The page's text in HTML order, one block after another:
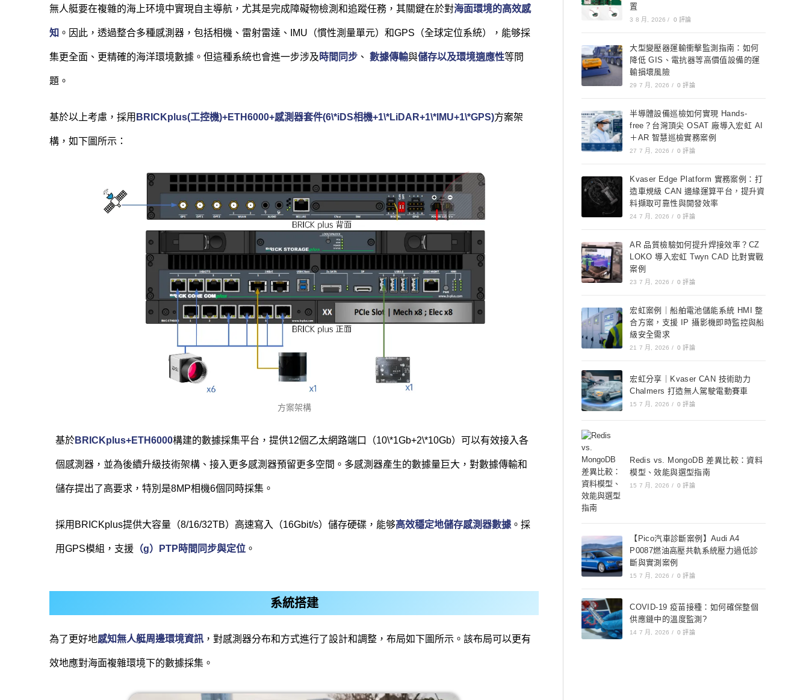
無人艇要在複雜的海上环境中實現自主導航，尤其是完成障礙物檢測和追蹤任務，其關鍵在於對海面環境的高效感
知 。因此，透過整合多種感測器，包括相機、雷射雷達、IMU（慣性測量單元）和GPS（全球定位系統），能够採
集更全面、更精確的海洋環境數據。但這種系統也會進一步涉及 時間同步 、 數據傳輸與儲存以及環境適應性等問
題。
基於以上考慮，採用 BRICKplus(工控機)+ETH6000+感測器套件(6\*iDS相機+1\*LiDAR+1\*IMU+1\*GPS)方案架
構，如下圖所示：
方案架構
基於BRICKplus+ETH6000構建的數據採集平台，提供12個乙太網路端口（10\*1Gb+2\*10Gb）可以有效接入各
個感測器，並為後續升級技術架構、接入更多感測器預留更多空間。多感測器產生的數據量巨大，對數據傳輸和
儲存提出了高要求，特別是8MP相機6個同時採集。
採用BRICKplus提供大容量（8/16/32TB）高速寫入（16Gbit/s）儲存硬碟，能够高效穩定地儲存感測器數據 。採
用GPS模組，支援 （g）PTP時間同步與定位 。
系統搭建
為了更好地感知無人艇周邊環境資訊 ，對感測器分布和方式進行了設計和調整，布局如下圖所示。該布局可以更有
效地應對海面複雜環境下的數據採集。
置
3 8 月, 2026 / 0 評論
大型變壓器運輸衝擊監測指南：如何
降低 GIS、電抗器等高價值設備的運
輸損壞風險
29 7 月, 2026 / 0 評論
半導體設備巡檢如何實現 Hands-
free？台灣頂尖 OSAT 廠導入宏虹 AI
＋AR 智慧巡檢實務案例
27 7 月, 2026 / 0 評論
Kvaser Edge Platform 實務案例：打
造車規級 CAN 邊緣運算平台，提升資
料擷取可靠性與開發效率
24 7 月, 2026 / 0 評論
AR 品質檢驗如何提升焊接效率？CZ
LOKO 導入宏虹 Twyn CAD 比對實戰
案例
23 7 月, 2026 / 0 評論
宏虹案例｜船舶電池儲能系統 HMI 整
合方案，支援 IP 攝影機即時監控與船
級安全需求
21 7 月, 2026 / 0 評論
宏虹分享｜Kvaser CAN 技術助力
Chalmers 打造無人駕駛電動賽車
15 7 月, 2026 / 0 評論
Redis vs. MongoDB 差異比較：資料
模型、效能與選型指南
15 7 月, 2026 / 0 評論
【Pico汽車診斷案例】Audi A4
P0087燃油高壓共軌系統壓力過低診
斷與實測案例
15 7 月, 2026 / 0 評論
COVID-19 疫苗接種：如何確保整個
供應鏈中的溫度監測?
14 7 月, 2026 / 0 評論